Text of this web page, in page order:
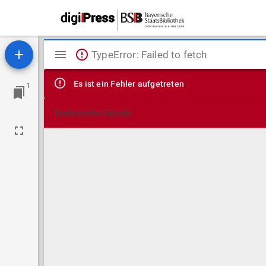
1
Mirador
Viewer
TypeError: Failed to fetch
Es ist ein Fehler aufgetreten
Technische Details